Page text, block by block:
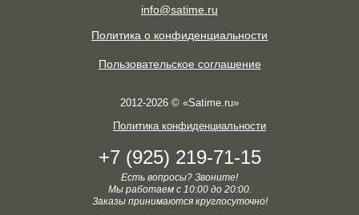
info@satime.ru
Политика о конфиденциальности
Пользовательское соглашение
2012-2026 © «Satime.ru»
Политика конфиденциальности
+7 (925) 219-71-15
Есть вопросы? Звоните!
Мы работаем с 10:00 до 20:00.
Заказы принимаются круглосуточно!